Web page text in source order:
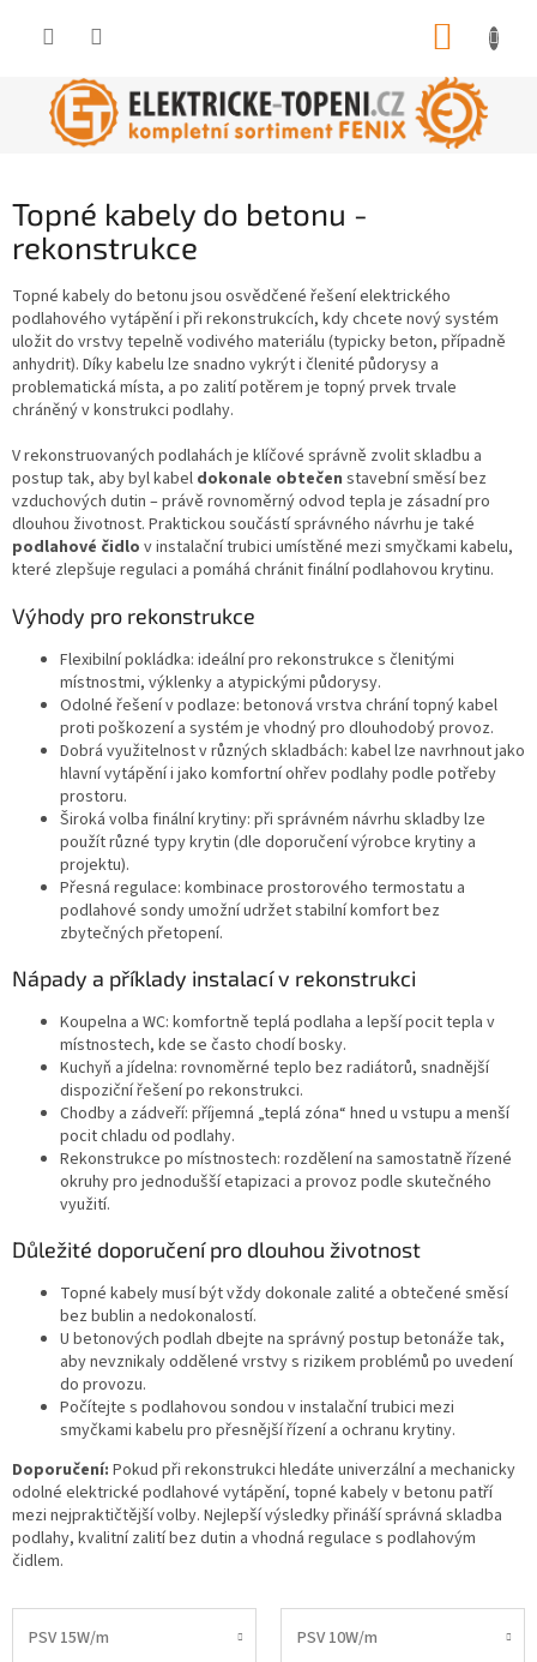
Topné kabely do betonu -
rekonstrukce
Topné kabely do betonu jsou osvědčené řešení elektrického
podlahového vytápění i při rekonstrukcích, kdy chcete nový systém
uložit do vrstvy tepelně vodivého materiálu (typicky beton, případně
anhydrit). Díky kabelu lze snadno vykrýt i členité půdorysy a
problematická místa, a po zalití potěrem je topný prvek trvale
chráněný v konstrukci podlahy.
V rekonstruovaných podlahách je klíčové správně zvolit skladbu a
postup tak, aby byl kabel dokonale obtečen stavební směsí bez
vzduchových dutin – právě rovnoměrný odvod tepla je zásadní pro
dlouhou životnost. Praktickou součástí správného návrhu je také
podlahové čidlo v instalační trubici umístěné mezi smyčkami kabelu,
které zlepšuje regulaci a pomáhá chránit finální podlahovou krytinu.
Výhody pro rekonstrukce
Flexibilní pokládka: ideální pro rekonstrukce s členitými
místnostmi, výklenky a atypickými půdorysy.
Odolné řešení v podlaze: betonová vrstva chrání topný kabel
proti poškození a systém je vhodný pro dlouhodobý provoz.
Dobrá využitelnost v různých skladbách: kabel lze navrhnout jako
hlavní vytápění i jako komfortní ohřev podlahy podle potřeby
prostoru.
Široká volba finální krytiny: při správném návrhu skladby lze
použít různé typy krytin (dle doporučení výrobce krytiny a
projektu).
Přesná regulace: kombinace prostorového termostatu a
podlahové sondy umožní udržet stabilní komfort bez
zbytečných přetopení.
Nápady a příklady instalací v rekonstrukci
Koupelna a WC: komfortně teplá podlaha a lepší pocit tepla v
místnostech, kde se často chodí bosky.
Kuchyň a jídelna: rovnoměrné teplo bez radiátorů, snadnější
dispoziční řešení po rekonstrukci.
Chodby a zádveří: příjemná „teplá zóna“ hned u vstupu a menší
pocit chladu od podlahy.
Rekonstrukce po místnostech: rozdělení na samostatně řízené
okruhy pro jednodušší etapizaci a provoz podle skutečného
využití.
Důležité doporučení pro dlouhou životnost
Topné kabely musí být vždy dokonale zalité a obtečené směsí
bez bublin a nedokonalostí.
U betonových podlah dbejte na správný postup betonáže tak,
aby nevznikaly oddělené vrstvy s rizikem problémů po uvedení
do provozu.
Počítejte s podlahovou sondou v instalační trubici mezi
smyčkami kabelu pro přesnější řízení a ochranu krytiny.
Doporučení: Pokud při rekonstrukci hledáte univerzální a mechanicky
odolné elektrické podlahové vytápění, topné kabely v betonu patří
mezi nejpraktičtější volby. Nejlepší výsledky přináší správná skladba
podlahy, kvalitní zalití bez dutin a vhodná regulace s podlahovým
čidlem.
PSV 15W/m PSV 10W/m